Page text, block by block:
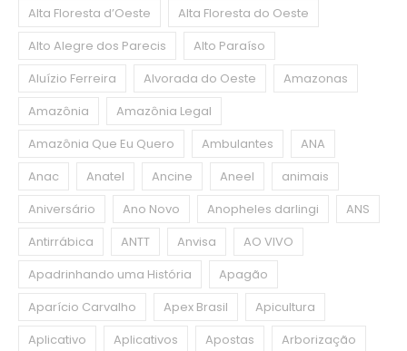
Alta Floresta d’Oeste
Alta Floresta do Oeste
Alto Alegre dos Parecis
Alto Paraíso
Aluízio Ferreira
Alvorada do Oeste
Amazonas
Amazônia
Amazônia Legal
Amazônia Que Eu Quero
Ambulantes
ANA
Anac
Anatel Ancine Aneel
animais
Aniversário
Ano Novo Anopheles darlingi
ANS
Antirrábica
ANTT Anvisa
AO VIVO
Apadrinhando uma História
Apagão
Aparício Carvalho
Apex Brasil
Apicultura
Aplicativo
Aplicativos Apostas
Arborização